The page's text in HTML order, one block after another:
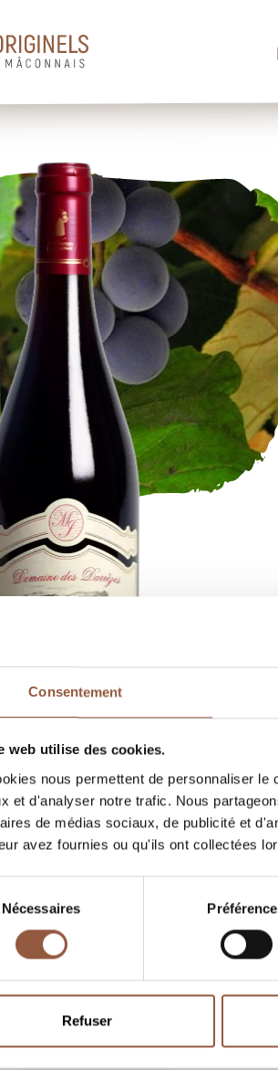
Consentement
web utilise des cookies.
nous permettent de personnaliser
et d'analyser notre trafic. Nous
de médias sociaux, de publicité et
avez fournies ou qu'ils ont collectées
Nécessaires
Refuser
WHERE TO FIND OUR WINES
ORDER ONLINE
TECHNICAL SHEET